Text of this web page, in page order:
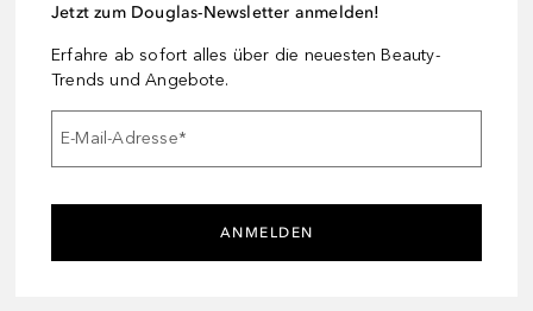
Jetzt zum Douglas-Newsletter anmelden!
Erfahre ab sofort alles über die neuesten Beauty-
Trends und Angebote.
E-Mail-Adresse*
ANMELDEN